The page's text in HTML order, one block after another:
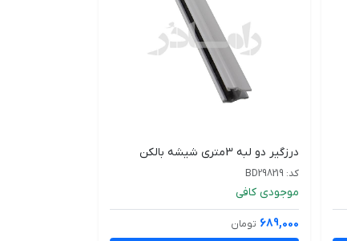
درزگیر دو لبه 3متری شیشه بالکن
کد: BD298219
موجودی کافی
689,000 تومان